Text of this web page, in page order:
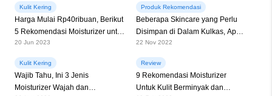
Kulit Kering
Harga Mulai Rp40ribuan, Berikut
5 Rekomendasi Moisturizer untuk
Kulit Berjerawat
20 Jun 2023
Produk Rekomendasi
Beberapa Skincare yang Perlu
Disimpan di Dalam Kulkas, Apa
Aja Tuh?
22 Nov 2022
Kulit Kering
Wajib Tahu, Ini 3 Jenis
Moisturizer Wajah dan
Review
9 Rekomendasi Moisturizer
Untuk Kulit Berminyak dan